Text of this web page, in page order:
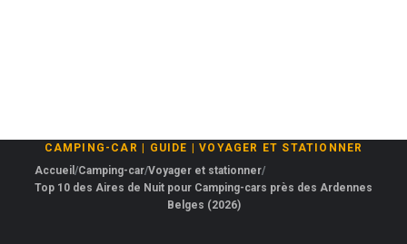
CAMPING-CAR GUIDE |VOYAGER ET STATIONNER
Accueil Camping-car Voyager et stationner
Top 10 des Aires de Nuit pour Camping-cars près des Ardennes
Belges (2026)